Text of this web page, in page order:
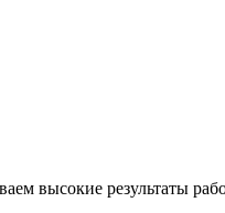
высокие результаты